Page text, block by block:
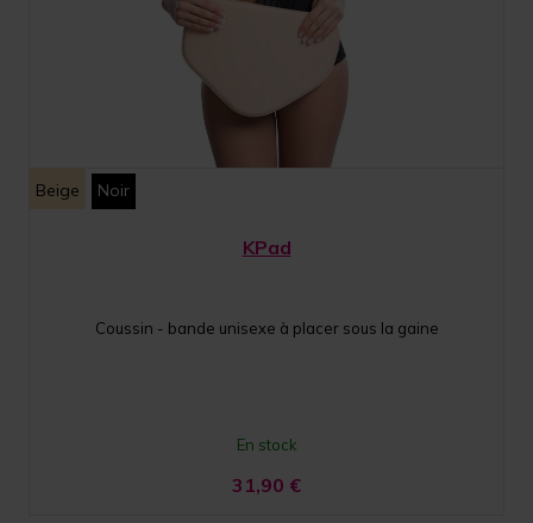
Beige Noir
KPad
Coussin - bande unisexe à placer sous la gaine
En stock
31,90 €